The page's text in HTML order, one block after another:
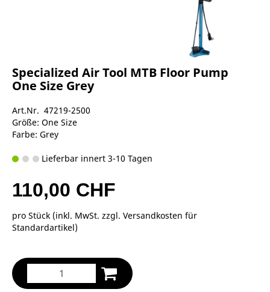
Specialized Air Tool MTB Floor Pump
One Size Grey
Art.Nr. 47219-2500
Größe: One Size
Farbe: Grey
Lieferbar innert 3-10 Tagen
110,00 CHF
pro Stück (inkl. MwSt. zzgl. Versandkosten für
Standardartikel)